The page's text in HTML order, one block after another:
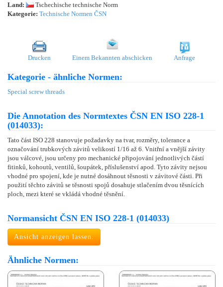
Land:
Tschechische technische Norm
Kategorie: Technische Normen ČSN
Drucken Einem Bekannten abschicken Anfrage
Kategorie - ähnliche Normen:
Special screw threads
Die Annotation des Normtextes ČSN EN ISO 228-1
(014033):
Tato část ISO 228 stanovuje požadavky na tvar, rozměry, tolerance a
označování trubkových závitů velikostí 1/16 až 6. Vnitřní a vnější závity
jsou válcové, jsou určeny pro mechanické připojování jednotlivých částí
fitinků, kohoutů, ventilů, šoupátek, příslušenství apod. Tyto závity nejsou
vhodné pro spojení, kde je nutné dosáhnout těsnosti v závitové části. Při
použití těchto závitů se těsnosti spojů dosahuje stlačením dvou těsnících
ploch, mezi které se vkládá vhodné těsnění.
Normansicht ČSN EN ISO 228-1 (014033)
Ansicht anzeigen lassen.
Ähnliche Normen: